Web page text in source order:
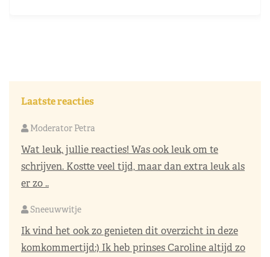
Laatste reacties
Moderator Petra
Wat leuk, jullie reacties! Was ook leuk om te
schrijven. Kostte veel tijd, maar dan extra leuk als
er zo ..
Sneeuwwitje
Ik vind het ook zo genieten dit overzicht in deze
komkommertijd:) Ik heb prinses Caroline altijd zo